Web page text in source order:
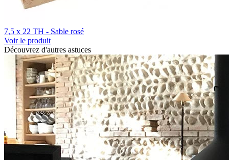
7,5 x 22 TH - Sable rosé
Voir le produit
Découvrez d'autres astuces